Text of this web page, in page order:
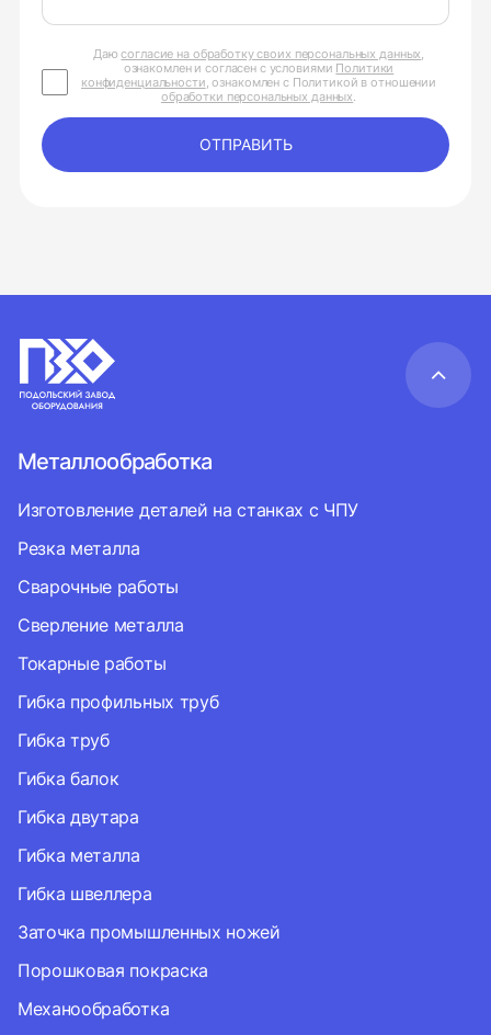
Даюсогласие на обработку своих персональных данных,
ознакомлен и согласен с условиями Политики
конфиденциальности, ознакомлен с Политикой в отношении
обработки персональных данных.
ОТПРАВИТЬ
Металлообработка
Изготовление деталей на станках с ЧПУ
Резка металла
Сварочные работы
Сверление металла
Токарные работы
Гибка профильных труб
Гибка труб
Гибка балок
Гибка двутара
Гибка металла
Гибка швеллера
Заточка промышленных ножей
Порошковая покраска
Механообработка